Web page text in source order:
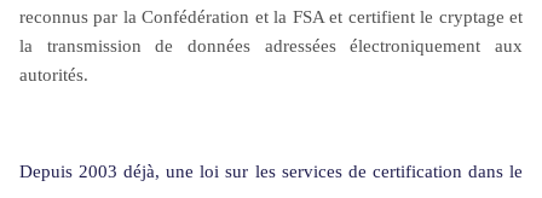
reconnus par la Confédération et la FSA et certifient le cryptage et
la transmission de données adressées électroniquement aux
autorités.
Depuis 2003 déjà, une loi sur les services de certification dans le